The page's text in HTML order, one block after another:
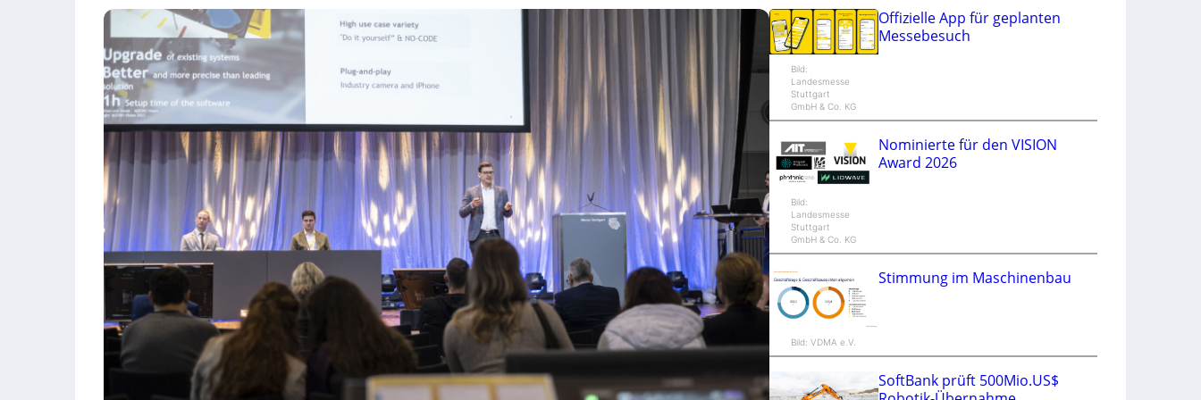
u
n
d
p
c
t
Bild:
Landesmesse
Stuttgart
GmbH & Co. KG
Offizielle App für geplanten
Messebesuch
Bild:
Landesmesse
Stuttgart
GmbH & Co. KG
Nominierte für den VISION
Award 2026
Bild: VDMA e.V.
Stimmung im Maschinenbau
SoftBank prüft 500Mio.US$